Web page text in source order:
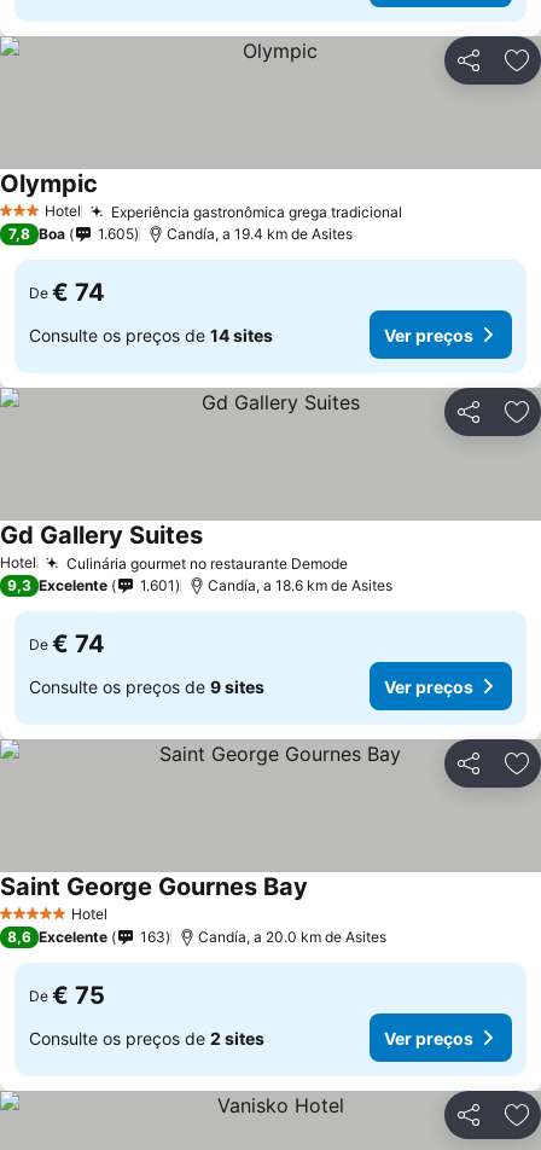
Partilhar
3 EstrelasHotel Experiência gastronômica grega tradicional
Olympic
7,8 Boa 1.605 Candía, a 19.4 km de Asites
De € 74
Consulte os preços de 14 sites Ver preços
Partilhar
Hotel Culinária gourmet no restaurante Demode
Gd Gallery Suites
9,3 Excelente 1.601 Candía, a 18.6 km de Asites
De € 74
Consulte os preços de 9 sites Ver preços
Partilhar
5 Estrelas Hotel
Saint George Gournes Bay
8,6 Excelente 163 Candía, a 20.0 km de Asites
De € 75
Consulte os preços de 2 sites Ver preços
Partilhar